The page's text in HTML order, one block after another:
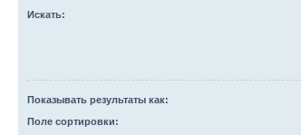
Искать:
Показывать результаты как:
Поле сортировки: